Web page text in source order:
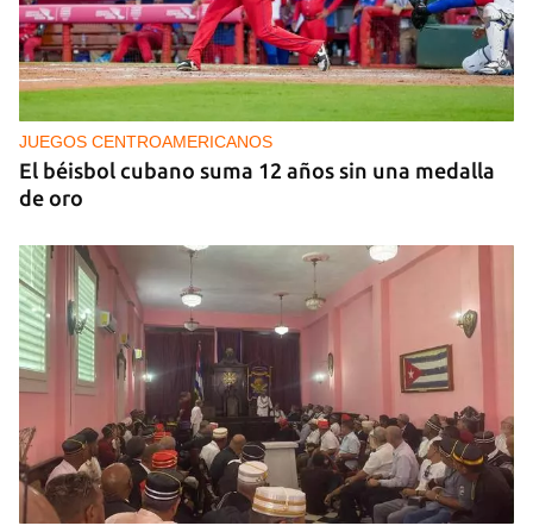
IA
China lanza una organización internacional de
gobernanza de la IA con 29 países, entre ellos
Cuba
JUEGOS CENTROAMERICANOS
El béisbol cubano suma 12 años sin una medalla
de oro